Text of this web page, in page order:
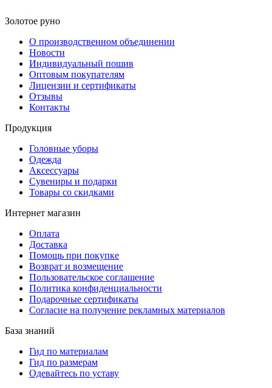
Золотое руно
О производственном объединении
Новости
Индивидуальный пошив
Оптовым покупателям
Лицензии и сертификаты
Отзывы
Контакты
Продукция
Головные уборы
Одежда
Аксессуары
Сувениры и подарки
Товары со скидками
Интернет магазин
Оплата
Доставка
Помощь при покупке
Возврат и возмещение
Пользовательское соглашение
Политика конфиденциальности
Подарочные сертификаты
Согласие на получение рекламных материалов
База знаний
Гид по материалам
Гид по размерам
Одевайтесь по уставу